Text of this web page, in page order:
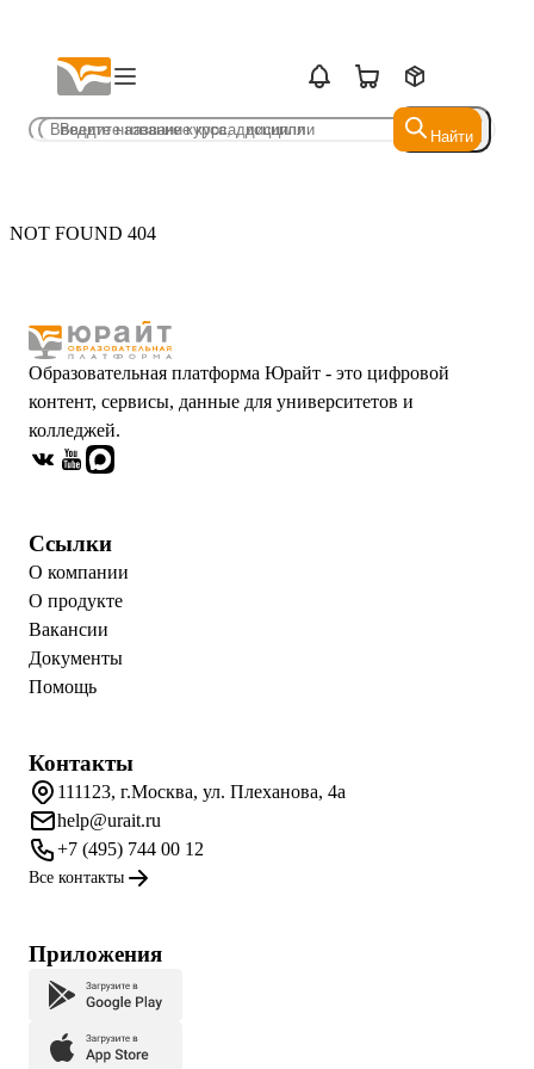
Найти
Найти
NOT FOUND 404
Образовательная платформа Юрайт - это цифровой
контент, сервисы, данные для университетов и
колледжей.
Ссылки
О компании
О продукте
Вакансии
Документы
Помощь
Контакты
111123, г.Москва, ул. Плеханова, 4а
help@urait.ru
+7 (495) 744 00 12
Все контакты
Приложения